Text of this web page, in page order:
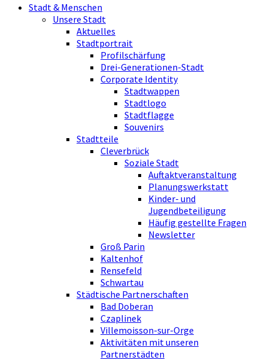
Stadt & Menschen
Unsere Stadt
Aktuelles
Stadtportrait
Profilschärfung
Drei-Generationen-Stadt
Corporate Identity
Stadtwappen
Stadtlogo
Stadtflagge
Souvenirs
Stadtteile
Cleverbrück
Soziale Stadt
Auftaktveranstaltung
Planungswerkstatt
Kinder- und
Jugendbeteiligung
Häufig gestellte Fragen
Newsletter
Groß Parin
Kaltenhof
Rensefeld
Schwartau
Städtische Partnerschaften
Bad Doberan
Czaplinek
Villemoisson-sur-Orge
Aktivitäten mit unseren
Partnerstädten